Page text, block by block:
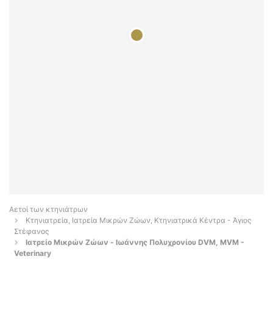
Αετοί των κτηνιάτρων
Κτηνιατρεία, Ιατρεία Μικρών Ζώων, Κτηνιατρικά Κέντρα - Άγιος
Στέφανος
Ιατρείο Μικρών Ζώων - Ιωάννης Πολυχρονίου DVM, MVM -
Veterinary